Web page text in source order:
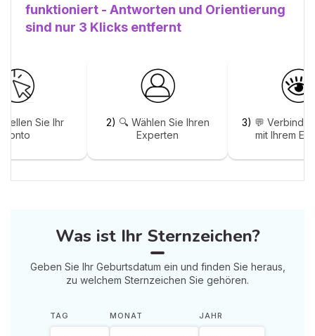
funktioniert - Antworten und Orientierung
sind nur 3 Klicks entfernt
Sie Ihr
Konto
2) 🔍 Wählen Sie Ihren
Experten
3) 💬
mit Ihrem
Was ist Ihr Sternzeichen?
Geben Sie Ihr Geburtsdatum ein und finden Sie heraus,
zu welchem Sternzeichen Sie gehören.
TAG MONAT JAHR